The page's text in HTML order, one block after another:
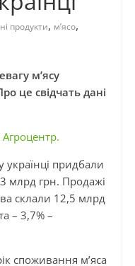
продукти, м’ясо,
м’ясу
це свідчать дані
Агроцентр.
українці придбали
млрд грн. Продажі
склали 12,5 млрд
– 3,7% –
споживання м’яса